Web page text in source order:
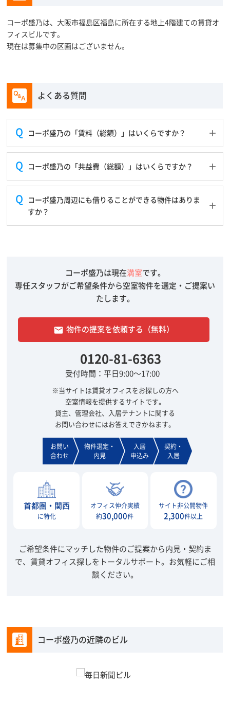
コーポ盛乃は、大阪市福島区福島に所在する地上4階建ての賃貸オ
フィスビルです。
現在は募集中の区画はございません。
よくある質問
コーポ盛乃の「賃料（総額）」はいくらですか？
コーポ盛乃の「共益費（総額）」はいくらですか？
コーポ盛乃周辺にも借りることができる物件はありま
すか？
コーポ盛乃は現在満室です。
専任スタッフがご希望条件から空室物件を選定・ご提案い
たします。
email 物件の提案を依頼する（無料）
0120-81-6363
受付時間：平日9:00～17:00
※当サイトは賃貸オフィスをお探しの方へ
空室情報を提供するサイトです。
貸主、管理会社、入居テナントに関する
お問い合わせにはお答えできかねます。
お問い
合わせ
物件選定・
内見
入居
申込み
契約・
入居
首都圏・関西
に特化
オフィス仲介実績
約30,000件
サイト非公開物件
2,300件以上
ご希望条件にマッチした物件のご提案から内見・契約ま
で、賃貸オフィス探しをトータルサポート。 お気軽にご相
談ください。
コーポ盛乃の近隣のビル